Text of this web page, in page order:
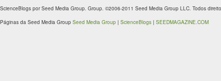
ScienceBlogs por Seed Media Group. Group. ©2006-2011 Seed Media Group LLC. Todos
Páginas da Seed Media Group Seed Media Group | ScienceBlogs | SEEDMAGAZINE.COM